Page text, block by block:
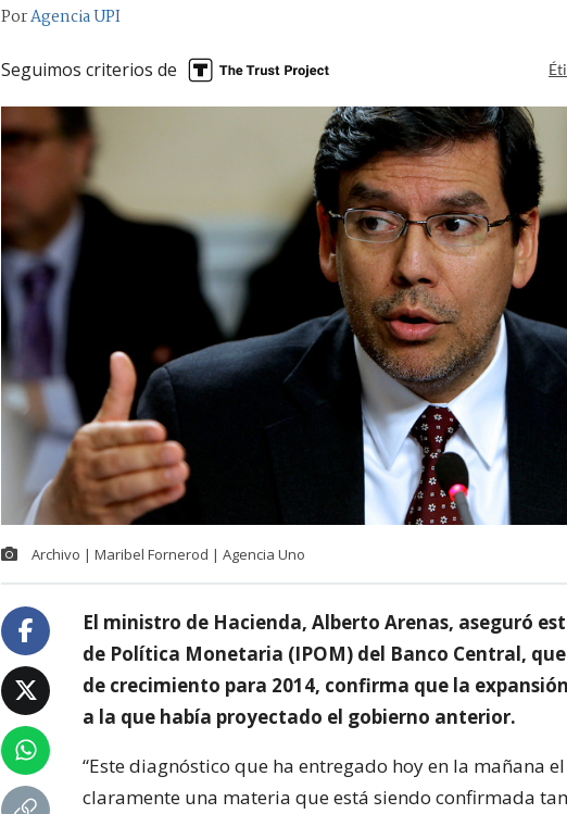
PorAgencia UPI
Seguimos criterios de
Archivo | Maribel Fornerod | Agencia Uno
El ministro de Hacienda, Alberto Arenas, aseguró
de Política Monetaria (IPOM) del Banco Central,
de crecimiento para 2014, confirma que la
a la que había proyectado el gobierno anterior.
“Este diagnóstico que ha entregado hoy en la mañana
claramente una materia que está siendo confirmada